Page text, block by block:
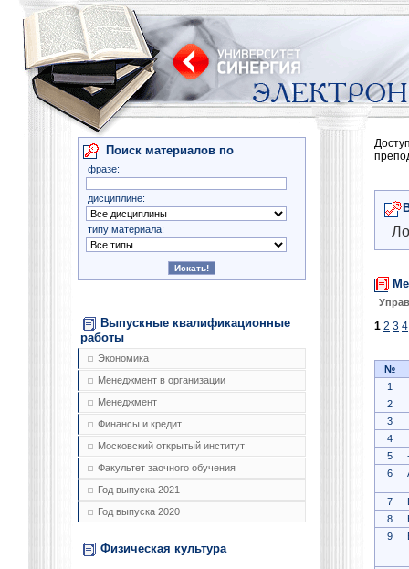
Поиск материалов по
фразе:
дисциплине:
типу материала:
Выпускные квалификационные
работы
Экономика
Менеджмент в организации
Менеджмент
Финансы и кредит
Московский открытый институт
Факультет заочного обучения
Год выпуска 2021
Год выпуска 2020
Физическая культура
1 2 3 4
№
1
2
3
4
5
6
7
8
9